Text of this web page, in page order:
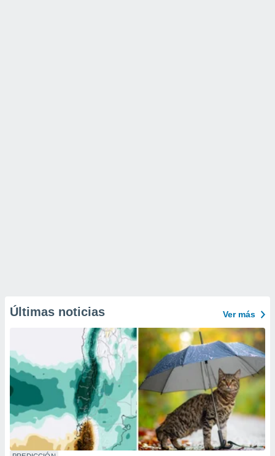
Últimas noticias Ver más